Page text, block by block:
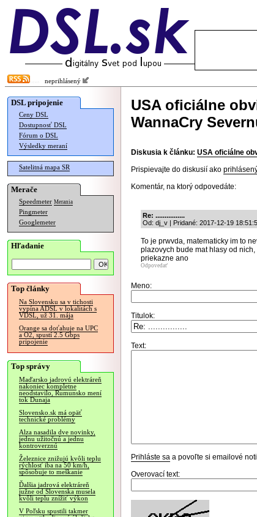
neprihlásený
DSL pripojenie
Ceny DSL
Dostupnosť DSL
Fórum o DSL
Výsledky meraní
Satelitná mapa SR
Merače
Speedmeter Merania
Pingmeter
Googlemeter
Hľadanie
Top články
Na Slovensku sa v tichosti
vypína ADSL v lokalitách s
VDSL, už 31. mája
Orange sa doťahuje na UPC
a O2, spustí 2.5 Gbps
pripojenie
Top správy
Maďarsko jadrovú elektráreň
nakoniec kompletne
neodstavilo, Rumunsko mení
tok Dunaja
Slovensko.sk má opäť
technické problémy
Alza nasadila dve novinky,
jednu užitočnú a jednu
kontroverznú
Železnice znižujú kvôli teplu
rýchlosť iba na 50 km/h,
spôsobuje to meškanie
Ďalšia jadrová elektráreň
južne od Slovenska musela
kvôli teplu znížiť výkon
V Poľsku spustili takmer
USA oficiálne
WannaCry
Diskusia k článku: USA oficiálne
Prispievajte do diskusií ako
Komentár, na ktorý odpovedáte:
Re: ................
Od: dj_v | Pridané: 2017-12-19
To je prwvda, matematicky im to
plazovych bude mat hlasy od
priekazne ano
Odpovedať
Meno:
Titulok:
Text:
Prihláste sa a povoľte si emailové
Overovací text: